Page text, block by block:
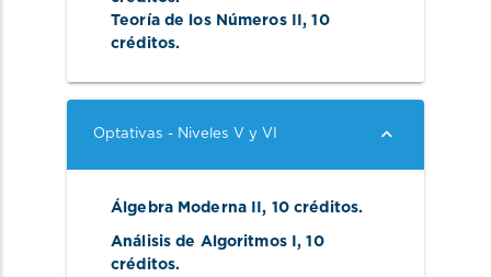
Teoría de los Números II, 10
créditos.
Optativas - Niveles V y VI
Álgebra Moderna II, 10 créditos.
Análisis de Algoritmos I, 10
créditos.